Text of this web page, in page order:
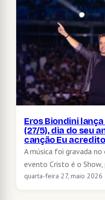
Eros Biondini
(27/5), dia do seu
canção Eu
A música foi gravada
evento Cristo é o
quarta-feira 27, maio 2026